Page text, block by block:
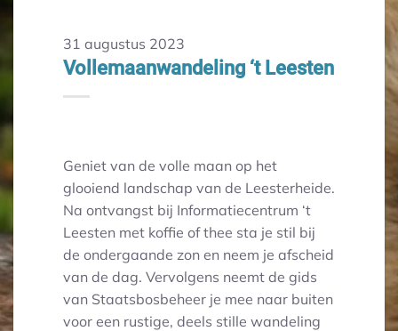
31 augustus 2023
Vollemaanwandeling ‘t Leesten
Geniet van de volle maan op het
glooiend landschap van de Leesterheide.
Na ontvangst bij Informatiecentrum ‘t
Leesten met koffie of thee sta je stil bij
de ondergaande zon en neem je afscheid
van de dag. Vervolgens neemt de gids
van Staatsbosbeheer je mee naar buiten
voor een rustige, deels stille wandeling